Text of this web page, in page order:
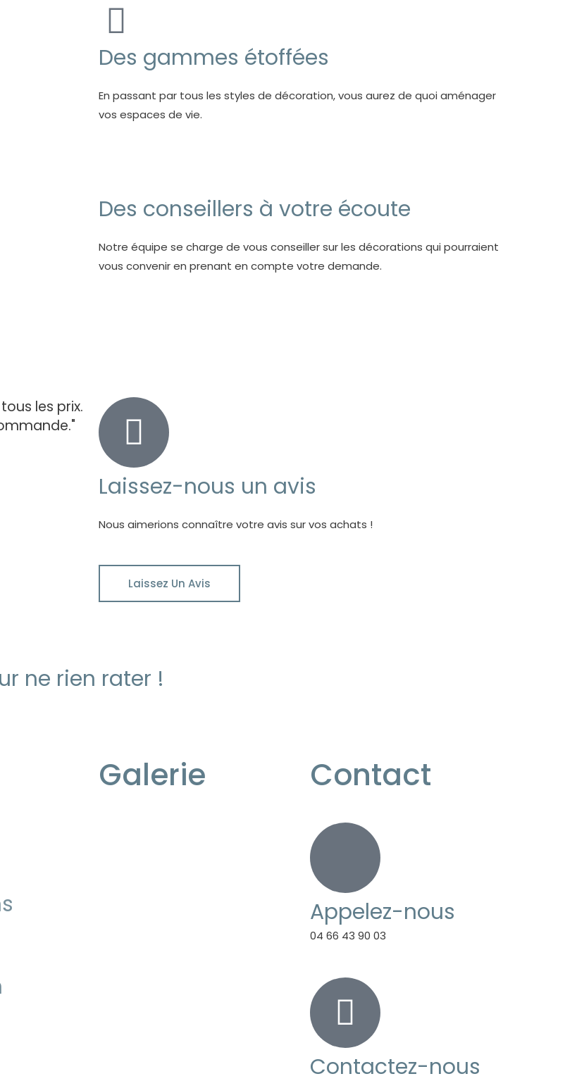
Des gammes étoffées
En passant par tous les styles de décoration, vous aurez de quoi aménager
vos espaces de vie.
Des conseillers à votre écoute
Notre équipe se charge de vous conseiller sur les décorations qui pourraient
vous convenir en prenant en compte votre demande.
les prix.
Laissez-nous un avis
Nous aimerions connaître votre avis sur vos achats !
Laissez Un Avis
ne rien rater !
Galerie Contact
Appelez-nous
04 66 43 90 03
Contactez-nous